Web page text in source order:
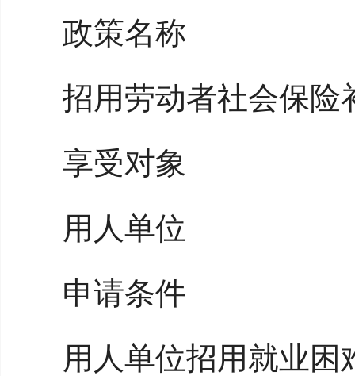
政策名称
招用劳动者社会保险
享受对象
用人单位
申请条件
用人单位招用就业